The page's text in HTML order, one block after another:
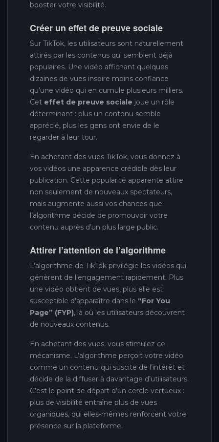
booster votre visibilité.
Créer un effet de preuve sociale
Sur TikTok, les utilisateurs sont naturellement
attirés par les contenus qui semblent déjà
populaires. Une vidéo affichant quelques
dizaines de vues inspire moins confiance
qu’une vidéo qui en cumule plusieurs milliers.
Cet effet de preuve sociale joue un rôle
déterminant : plus un contenu semble
apprécié, plus les gens ont envie de le
regarder à leur tour.
En achetant des vues TikTok, vous donnez à
vos vidéos une apparence crédible dès leur
publication. Cette popularité apparente attire
non seulement de nouveaux spectateurs,
mais augmente aussi vos chances que
l’algorithme décide de promouvoir votre
contenu auprès d’un plus large public.
Attirer l’attention de l’algorithme
L’algorithme de TikTok privilégie les vidéos qui
génèrent de l’engagement rapidement. Plus
une vidéo obtient de vues, plus elle est
susceptible d’apparaître dans le “For You
Page” (FYP), là où les utilisateurs découvrent
de nouveaux contenus.
En achetant des vues, vous stimulez ce
mécanisme. L’algorithme perçoit votre vidéo
comme un contenu qui suscite de l’intérêt et
décide de la diffuser à davantage d’utilisateurs.
C’est le point de départ d’un cercle vertueux :
plus de visibilité entraîne plus de vues
organiques, qui elles-mêmes renforcent votre
présence sur la plateforme.